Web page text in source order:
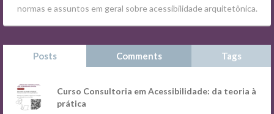
normas e assuntos em geral sobre acessibilidade arquitetônica.
Posts Comments Tags
Curso Consultoria em Acessibilidade: da teoria à
prática